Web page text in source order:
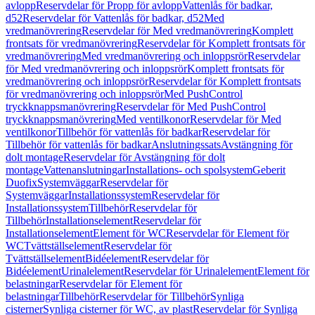
avloppReservdelar för Propp för avloppVattenlås för badkar,
d52Reservdelar för Vattenlås för badkar, d52Med
vredmanövreringReservdelar för Med vredmanövreringKomplett
frontsats för vredmanövreringReservdelar för Komplett frontsats för
vredmanövreringMed vredmanövrering och inloppsrörReservdelar
för Med vredmanövrering och inloppsrörKomplett frontsats för
vredmanövrering och inloppsrörReservdelar för Komplett frontsats
för vredmanövrering och inloppsrörMed PushControl
tryckknappsmanövreringReservdelar för Med PushControl
tryckknappsmanövreringMed ventilkonorReservdelar för Med
ventilkonorTillbehör för vattenlås för badkarReservdelar för
Tillbehör för vattenlås för badkarAnslutningssatsAvstängning för
dolt montageReservdelar för Avstängning för dolt
montageVattenanslutningarInstallations- och spolsystemGeberit
DuofixSystemväggarReservdelar för
SystemväggarInstallationssystemReservdelar för
InstallationssystemTillbehörReservdelar för
TillbehörInstallationselementReservdelar för
InstallationselementElement för WCReservdelar för Element för
WCTvättställselementReservdelar för
TvättställselementBidéelementReservdelar för
BidéelementUrinalelementReservdelar för UrinalelementElement för
belastningarReservdelar för Element för
belastningarTillbehörReservdelar för TillbehörSynliga
cisternerSynliga cisterner för WC, av plastReservdelar för Synliga